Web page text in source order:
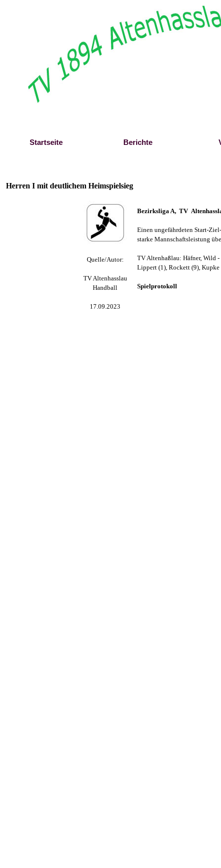
Startseite Berichte
Herren I mit deutlichem Heimspielsieg
Quelle/Autor:
TV Altenhasslau
Handball
17.09.2023
Bezirksliga A, TV
Einen ungefährdeten Start-
starke Mannschaftsleistung
TV Altenhaßlau: Häfner, Wild
Lippert (1), Rockett (9),
Spielprotokoll